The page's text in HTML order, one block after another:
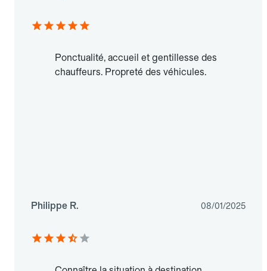
Ponctualité, accueil et gentillesse des
chauffeurs. Propreté des véhicules.
Philippe R. 08/01/2025